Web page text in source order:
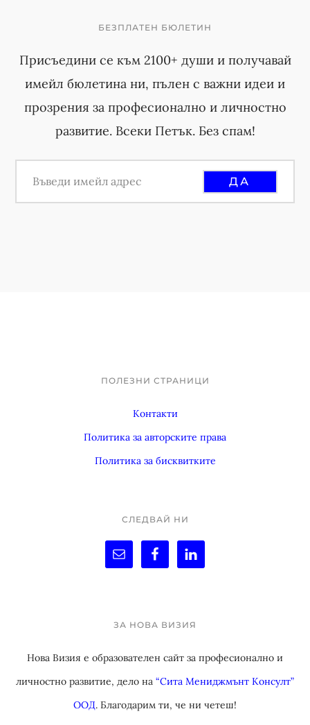
БЕЗПЛАТЕН БЮЛЕТИН
Присъедини се към 2100+ души и получавай
имейл бюлетина ни, пълен с важни идеи и
прозрения за професионално и личностно
развитие. Всеки Петък. Без спам!
ПОЛЕЗНИ СТРАНИЦИ
Контакти
Политика за авторските права
Политика за бисквитките
СЛЕДВАЙ НИ
ЗА НОВА ВИЗИЯ
Нова Визия е образователен сайт за професионално и
личностно развитие, дело на “Сита Мениджмънт Консулт”
ООД. Благодарим ти, че ни четеш!